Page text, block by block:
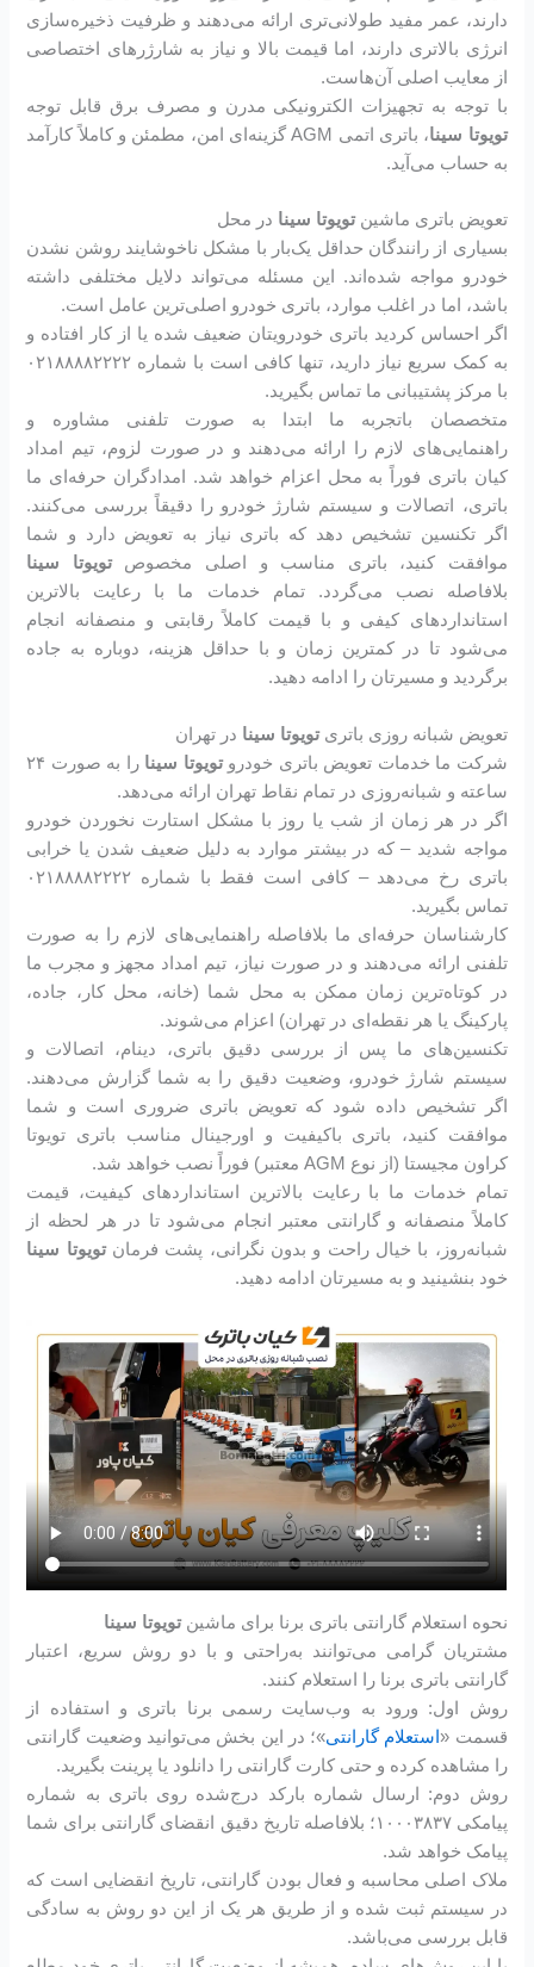
دارند، عمر مفید طولانی‌تری ارائه می‌دهند و ظرفیت ذخیره‌سازی
انرژی بالاتری دارند، اما قیمت بالا و نیاز به شارژرهای اختصاصی
از معایب اصلی آن‌هاست.
با توجه به تجهیزات الکترونیکی مدرن و مصرف برق قابل توجه
تویوتا سینا
، باتری اتمی AGM گزینه‌ای امن، مطمئن و کاملاً کارآمد
به حساب می‌آید.
تعویض باتری ماشینتویوتا سینا در محل
بسیاری از رانندگان حداقل یک‌بار با مشکل ناخوشایند روشن نشدن
خودرو مواجه شده‌اند. این مسئله می‌تواند دلایل مختلفی داشته
باشد، اما در اغلب موارد، باتری خودرو اصلی‌ترین عامل است.
اگر احساس کردید باتری خودرویتان ضعیف شده یا از کار افتاده و
به کمک سریع نیاز دارید، تنها کافی است با شماره ۰۲۱۸۸۸۸۲۲۲۲
با مرکز پشتیبانی ما تماس بگیرید.
متخصصان باتجربه ما ابتدا به صورت تلفنی مشاوره و
راهنمایی‌های لازم را ارائه می‌دهند و در صورت لزوم، تیم امداد
کیان باتری فوراً به محل اعزام خواهد شد. امدادگران حرفه‌ای ما
باتری، اتصالات و سیستم شارژ خودرو را دقیقاً بررسی می‌کنند.
اگر تکنسین تشخیص دهد که باتری نیاز به تعویض دارد و شما
موافقت کنید، باتری مناسب و اصلی مخصوصتویوتا سینا
بلافاصله نصب می‌گردد. تمام خدمات ما با رعایت بالاترین
استانداردهای کیفی و با قیمت کاملاً رقابتی و منصفانه انجام
می‌شود تا در کمترین زمان و با حداقل هزینه، دوباره به جاده
برگردید و مسیرتان را ادامه دهید.
تعویض شبانه روزی باتریتویوتا سینا در تهران
شرکت ما خدمات تعویض باتری خودروتویوتا سینا
را به صورت ۲۴
ساعته و شبانه‌روزی در تمام نقاط تهران ارائه می‌دهد.
اگر در هر زمان از شب یا روز با مشکل استارت نخوردن خودرو
مواجه شدید – که در بیشتر موارد به دلیل ضعیف شدن یا خرابی
باتری رخ می‌دهد – کافی است فقط با شماره ۰۲۱۸۸۸۸۲۲۲۲
تماس بگیرید.
کارشناسان حرفه‌ای ما بلافاصله راهنمایی‌های لازم را به صورت
تلفنی ارائه می‌دهند و در صورت نیاز، تیم امداد مجهز و مجرب ما
در کوتاه‌ترین زمان ممکن به محل شما (خانه، محل کار، جاده،
پارکینگ یا هر نقطه‌ای در تهران) اعزام می‌شوند.
تکنسین‌های ما پس از بررسی دقیق باتری، دینام، اتصالات و
سیستم شارژ خودرو، وضعیت دقیق را به شما گزارش می‌دهند.
اگر تشخیص داده شود که تعویض باتری ضروری است و شما
موافقت کنید، باتری باکیفیت و اورجینال مناسب باتری تویوتا
کراون مجیستا (از نوع AGM معتبر) فوراً نصب خواهد شد.
تمام خدمات ما با رعایت بالاترین استانداردهای کیفیت، قیمت
کاملاً منصفانه و گارانتی معتبر انجام می‌شود تا در هر لحظه از
شبانه‌روز، با خیال راحت و بدون نگرانی، پشت فرمانتویوتا سینا
خود بنشینید و به مسیرتان ادامه دهید.
نحوه استعلام گارانتی باتری برنا برای ماشینتویوتا سینا
مشتریان گرامی می‌توانند به‌راحتی و با دو روش سریع، اعتبار
گارانتی باتری برنا را استعلام کنند.
روش اول: ورود به وب‌سایت رسمی برنا باتری و استفاده از
قسمت «استعلام گارانتی»؛ در این بخش می‌توانید وضعیت گارانتی
را مشاهده کرده و حتی کارت گارانتی را دانلود یا پرینت بگیرید.
روش دوم: ارسال شماره بارکد درج‌شده روی باتری به شماره
پیامکی ۱۰۰۰۳۸۳۷؛ بلافاصله تاریخ دقیق انقضای گارانتی برای شما
پیامک خواهد شد.
ملاک اصلی محاسبه و فعال بودن گارانتی، تاریخ انقضایی است که
در سیستم ثبت شده و از طریق هر یک از این دو روش به سادگی
قابل بررسی می‌باشد.